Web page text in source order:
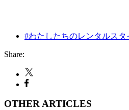
#わたしたちのレンタルス
Share:
OTHER ARTICLES